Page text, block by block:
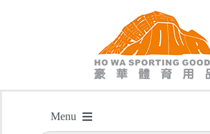
Menu
主頁 型號: HW03207 外形獨特的水晶獎座